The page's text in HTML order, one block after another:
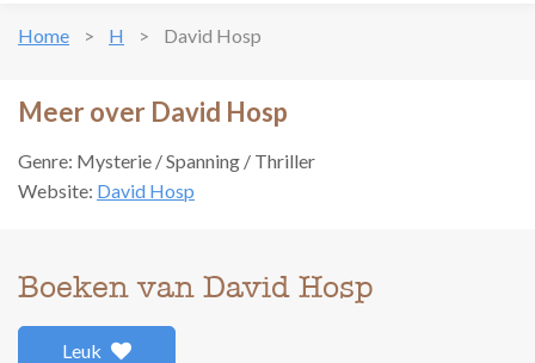
Home H David Hosp
Meer over David Hosp
Genre: Mysterie / Spanning / Thriller
Website: David Hosp
Boeken van David Hosp
Leuk